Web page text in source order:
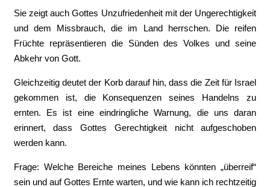
Sie zeigt auch Gottes Unzufriedenheit mit der Ungerechtigkeit
und dem Missbrauch, die im Land herrschen. Die reifen
Früchte repräsentieren die Sünden des Volkes und seine
Abkehr von Gott.
Gleichzeitig deutet der Korb darauf hin, dass die Zeit für Israel
gekommen ist, die Konsequenzen seines Handelns zu
ernten. Es ist eine eindringliche Warnung, die uns daran
erinnert, dass Gottes Gerechtigkeit nicht aufgeschoben
werden kann.
Frage: Welche Bereiche meines Lebens könnten „überreif“
sein und auf Gottes Ernte warten, und wie kann ich rechtzeitig